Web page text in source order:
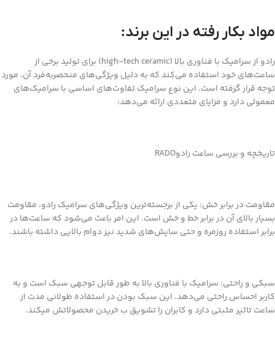
مواد بکار رفته در این برند:
رادو از سرامیک با فناوری بالا (high-tech ceramic) برای تولید برخی از
ساعت‌های خود استفاده می‌کند که به دلیل ویژگی‌های منحصربه‌فرد آن، مورد
توجه قرار گرفته است. این نوع سرامیک تفاوت‌های اساسی با سرامیک‌های
معمولی دارد و مزایای متعددی ارائه می‌دهد:
تاریخچه و بررسی ساعت رادوRADO
مقاومت در برابر خش: یکی از برجسته‌ترین ویژگی‌های سرامیک رادو، مقاومت
بسیار بالای آن در برابر خط و خش است. این امر باعث می‌شود که ساعت‌ها در
برابر استفاده روزمره و حتی سایش‌های شدید نیز دوام بالایی داشته باشند.
سبکی و راحتی: سرامیک با فناوری بالا به طور قابل توجهی سبک است و به
کاربر احساس راحتی می‌دهد. این سبک بودن در استفاده طولانی مدت از
ساعت تاثیر مثبتی دارد و کابران را تشویق ب خریدن محصولاتش میکند.